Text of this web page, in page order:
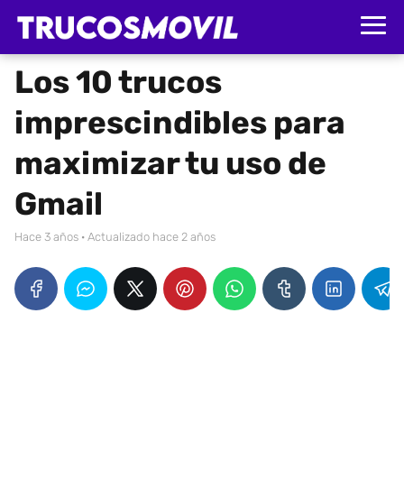
Los 10 trucos
imprescindibles para
maximizar tu uso de
Gmail
hace 3 años · Actualizado hace 2 años